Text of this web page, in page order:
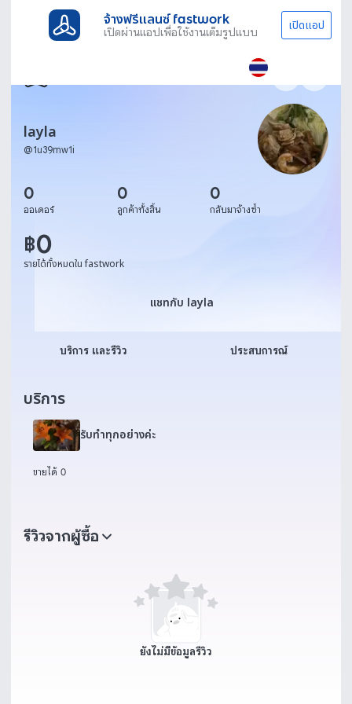
จ้างฟรีแลนซ์ fastwork
เปิดผ่านแอปเพื่อใช้งานเต็มรูปแบบ เปิดแอป
layla
@1u39mw1i
0
ออเดอร์
0
ลูกค้าทั้งสิ้น
0
กลับมาจ้างซ้ำ
฿0
รายได้ทั้งหมดใน fastwork
แชทกับ laylaแชทกับ layla
บริการ และรีวิว ประสบการณ์
บริการ
รับทำทุกอย่างค่ะ
ขายได้ 0
รีวิวจากผู้ซื้อ
ยังไม่มีข้อมูลรีวิว